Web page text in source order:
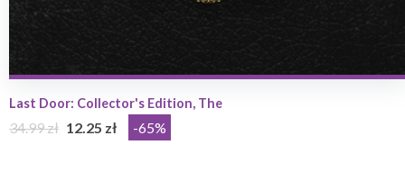
Last Door: Collector's Edition, The
34.99 zł 12.25 zł -65%